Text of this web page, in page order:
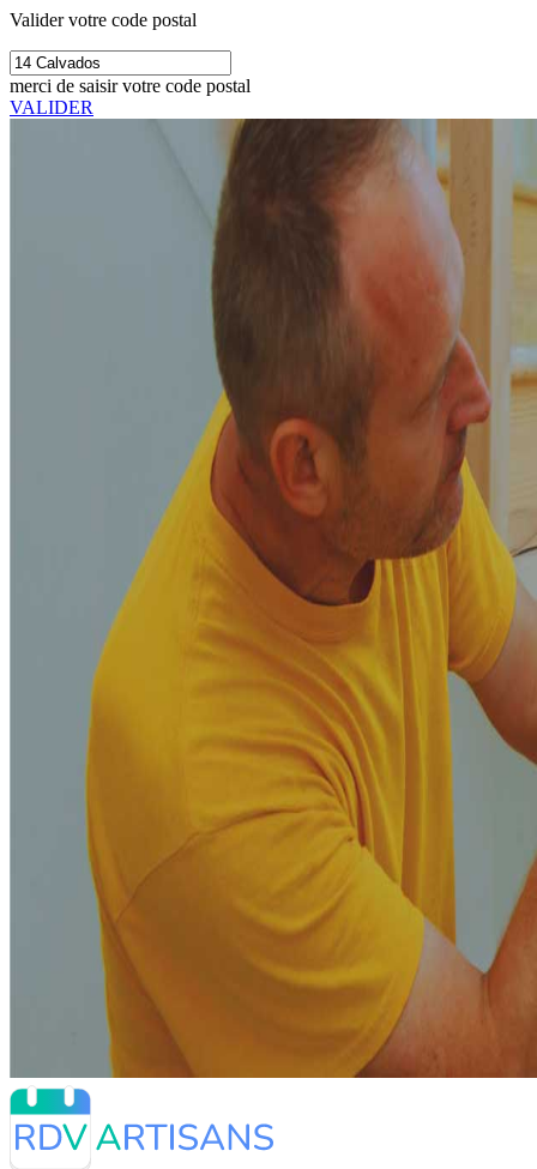
Valider votre code postal
merci de saisir votre code postal
VALIDER